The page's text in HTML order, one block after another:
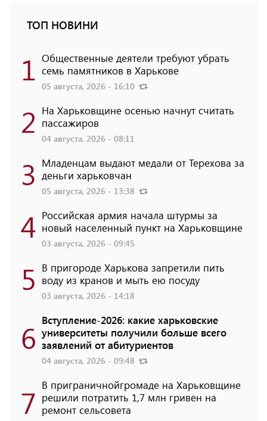
ТОП НОВИНИ
1 Общественные деятели требуют убрать
семь памятников в Харькове
05 августа, 2026 - 16:10
2 На Харьковщине осенью начнут считать
пассажиров
04 августа, 2026 - 08:11
3 Младенцам выдают медали от Терехова за
деньги харьковчан
05 августа, 2026 - 13:38
4 Российская армия начала штурмы за
новый населенный пункт на Харьковщине
03 августа, 2026 - 09:45
5 В пригороде Харькова запретили пить
воду из кранов и мыть ею посуду
03 августа, 2026 - 14:18
6 Вступление-2026: какие харьковские
университеты получили больше всего
заявлений от абитуриентов
04 августа, 2026 - 09:48
7 В приграничнойгромаде на Харьковщине
решили потратить 1,7 млн ​​гривен на
ремонт сельсовета